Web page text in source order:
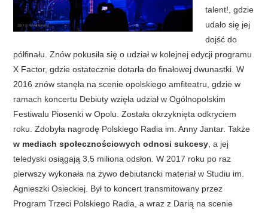
talent!, gdzie
udało się jej
dojść do
półfinału. Znów pokusiła się o udział w kolejnej edycji programu
X Factor, gdzie ostatecznie dotarła do finałowej dwunastki. W
2016 znów stanęła na scenie opolskiego amfiteatru, gdzie w
ramach koncertu Debiuty wzięła udział w Ogólnopolskim
Festiwalu Piosenki w Opolu. Została okrzyknięta odkryciem
roku. Zdobyła nagrodę Polskiego Radia im. Anny Jantar. Także
w mediach społecznościowych odnosi sukcesy , a jej
teledyski osiągają 3,5 miliona odsłon. W 2017 roku po raz
pierwszy wykonała na żywo debiutancki materiał w Studiu im.
Agnieszki Osieckiej. Był to koncert transmitowany przez
Program Trzeci Polskiego Radia, a wraz z Darią na scenie